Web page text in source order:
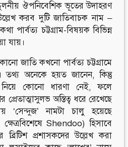
তুলনীয় ঔপনিবেশিক ভূতের উদাহরণ
করব দুটি জাতিবাচক নাম –
পার্বত্য চট্টগ্রাম-বিষয়ক বিভিন্ন
যায়।
জাতি কখনো পার্বত্য চট্টগ্রামে
অনেকে হয়ত জানেন, কিন্তু
কোনো ধারণা নেই, ফলে
অস্তিত্ব ধরে রেখেছে
‘সেন্দুজ’ নামটা চালু হয়েছে
Shendoo) হিসাবে
প্রশাসকদের উল্লেখ করা